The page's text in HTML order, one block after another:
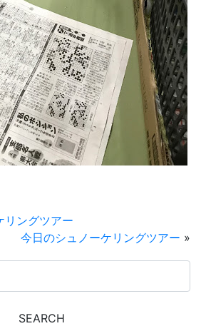
リングツアー
今日のシュノーケリングツアー »